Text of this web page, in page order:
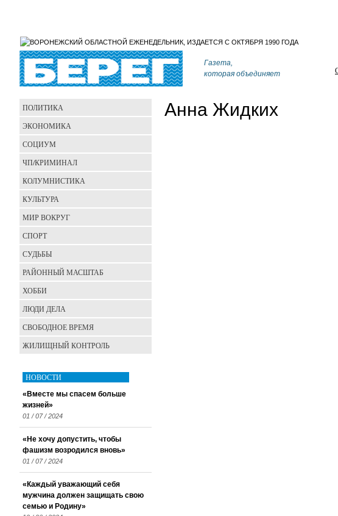
Газета,
которая объединяет
Анна Жидких
ПОЛИТИКА
ЭКОНОМИКА
СОЦИУМ
ЧП/КРИМИНАЛ
КОЛУМНИСТИКА
КУЛЬТУРА
МИР ВОКРУГ
СПОРТ
СУДЬБЫ
РАЙОННЫЙ МАСШТАБ
ХОББИ
ЛЮДИ ДЕЛА
СВОБОДНОЕ ВРЕМЯ
ЖИЛИЩНЫЙ КОНТРОЛЬ
НОВОСТИ
«Вместе мы спасем больше
жизней»
01 / 07 / 2024
«Не хочу допустить, чтобы
фашизм возродился вновь»
01 / 07 / 2024
«Каждый уважающий себя
мужчина должен защищать свою
семью и Родину»